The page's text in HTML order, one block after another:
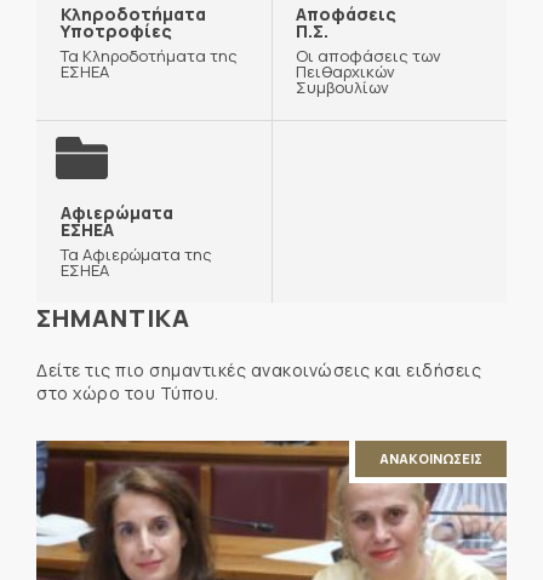
Κληροδοτήματα
Υποτροφίες
Τα Κληροδοτήματα της
ΕΣΗΕΑ
Αποφάσεις
Π.Σ.
Οι αποφάσεις των
Πειθαρχικών
Συμβουλίων
Αφιερώματα
ΕΣΗΕΑ
Τα Αφιερώματα της
ΕΣΗΕΑ
ΣΗΜΑΝΤΙΚΑ
Δείτε τις πιο σημαντικές ανακοινώσεις και ειδήσεις
στο χώρο του Τύπου.
ΑΝΑΚΟΙΝΩΣΕΙΣ